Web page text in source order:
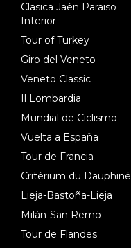
Clasica Jaén Paraiso
Interior
Tour of Turkey
Giro del Veneto
Veneto Classic
Il Lombardia
Mundial de Ciclismo
Vuelta a España
Tour de Francia
Critérium du Dauphiné
Lieja-Bastoña-Lieja
Milán-San Remo
Tour de Flandes